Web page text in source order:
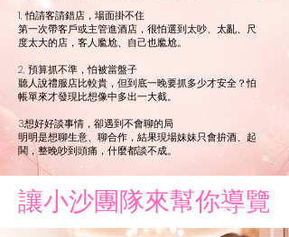
1, 怕請客請錯店，場面掛不住
第一次帶客戶或主管進酒店，很怕選到太吵、太亂、尺
度太大的店，客人尷尬、自己也尷尬。
2, 預算抓不準，怕被當盤子
聽人說禮服店比較貴，但到底一晚要抓多少才安全？怕
帳單來才發現比想像中多出一大截。
​​3.想好好談事情，卻遇到不會聊的局
明明是想聊生意、聊合作，結果現場妹妹只會拚酒、起
鬨，整晚吵到頭痛，什麼都談不成。
​讓小沙團隊來幫你導覽